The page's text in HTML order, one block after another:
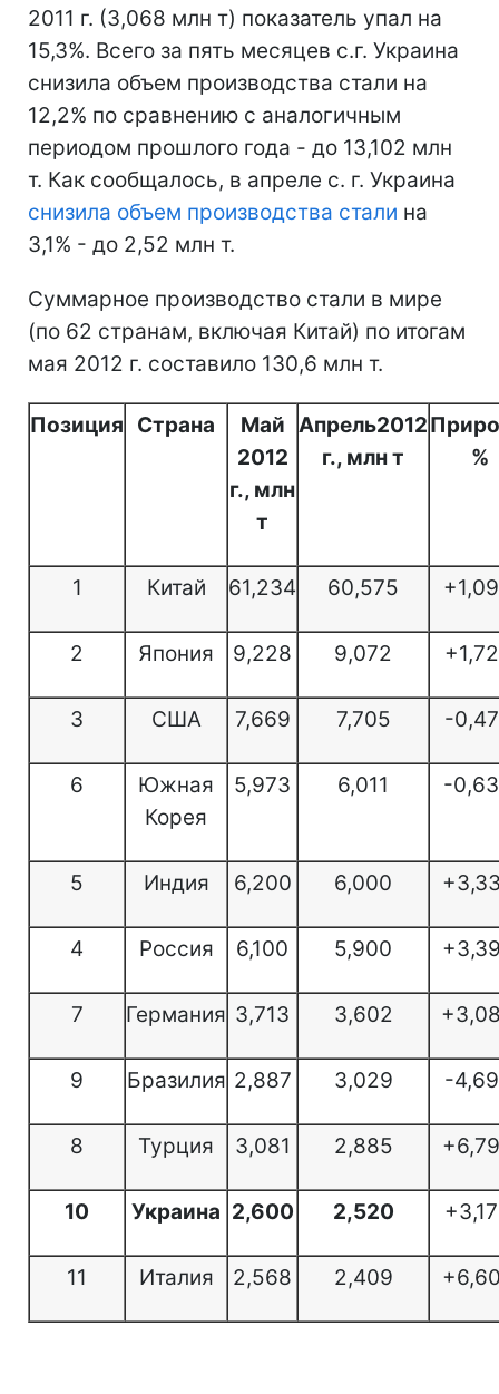
2011 г. (3,068 млн т) показатель упал на
15,3%. Всего за пять месяцев с.г. Украина
снизила объем производства стали на
12,2% по сравнению с аналогичным
периодом прошлого года - до 13,102 млн
т. Как сообщалось, в апреле с. г. Украина
снизила объем производства стали на
3,1% - до 2,52 млн т.
Суммарное производство стали в мире
(по 62 странам, включая Китай) по итогам
мая 2012 г. составило 130,6 млн т.
Позиция Страна
Май
2012
г., млн
т
Апрель2012
г., млн т
%
1 Китай 61,234 60,575
2 Япония 9,228 9,072
3 США 7,669 7,705 -
6
Южная
Корея
5,973 6,011 -
5 Индия 6,200 6,000
4 Россия 6,100 5,900
7 Германия 3,713 3,602
9 Бразилия 2,887 3,029 -
8 Турция 3,081 2,885
10 Украина 2,600 2,520
11 Италия 2,568 2,409